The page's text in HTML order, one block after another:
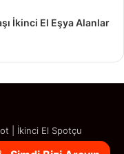
İkinci El Eşya Alanlar
İkinci El Spotçu